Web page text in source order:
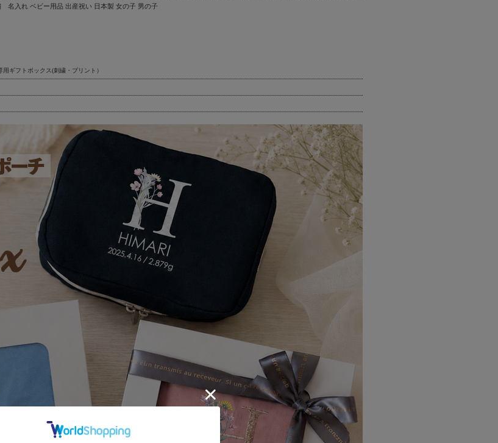
名入れ ベビー用品 出産祝い 日本製 女の子 男の子
ギフトボックス(刺繍・プリント）